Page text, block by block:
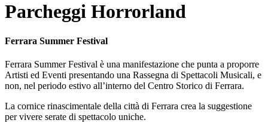
Parcheggi Horrorland
Ferrara Summer Festival
Ferrara Summer Festival è una manifestazione che punta a proporre
Artisti ed Eventi presentando una Rassegna di Spettacoli Musicali, e
non, nel periodo estivo all’interno del Centro Storico di Ferrara.
La cornice rinascimentale della città di Ferrara crea la suggestione
per vivere serate di spettacolo uniche.